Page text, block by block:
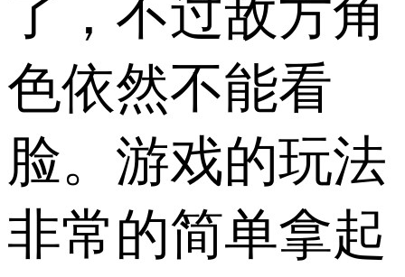
了，不过敌方角
色依然不能看
脸。游戏的玩法
非常的简单拿起